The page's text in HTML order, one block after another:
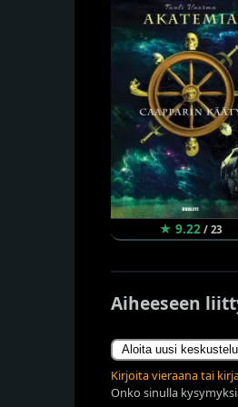
★ 9.22 / 23
Aiheeseen
Aloita uusi keskustelu
Kirjoita vieraana tai
Onko sinulla